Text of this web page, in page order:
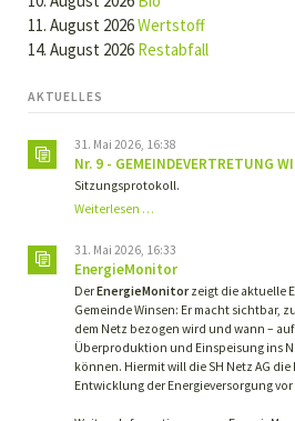
11. August 2026Wertstoff
14. August 2026 Restabfall
AKTUELLES
31. Mai 2026, 16:38
Nr. 9 - GEMEINDEVERTRETUNG
Sitzungsprotokoll.
Weiterlesen …
-
GEMEINDEVERTRETUNG
31. Mai 2026, 16:33
EnergieMonitor
DerEnergieMonitorzeigt die aktuelle
Gemeinde Winsen: Er macht sichtbar,
dem Netz bezogen wird und wann –
Überproduktion und Einspeisung ins
können. Hiermit will die SH Netz AG
Entwicklung der Energieversorgung